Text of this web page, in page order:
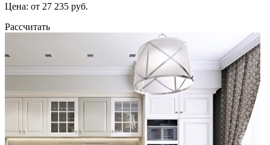
Цена: от 27 235 руб.
Рассчитать